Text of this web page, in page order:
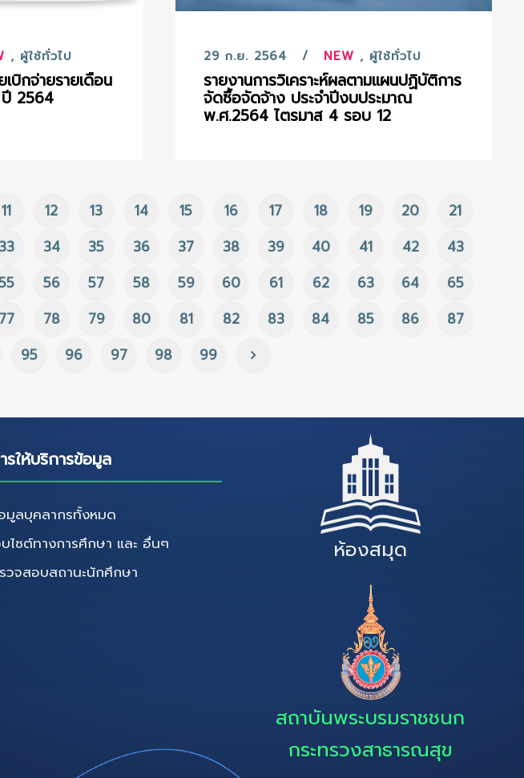
, ผู้ใช้ทั่วไป
บิกจ่ายรายเดือน
ปี 2564
29 ก.ย. 2564 NEW , ผู้ใช้ทั่วไป
รายงานการวิเคราะห์ผลตามแผนปฏิบัติการ
จัดซื้อจัดจ้าง ประจำปีงบประมาณ
พ.ศ.2564 ไตรมาส 4 รอบ 12
11 12 13 14 15 16 17 18 19 20
21
33 34 35 36 37 38 39 40 41 42
43
56 57 58 59 60 61 62 63 64
65
77 78 79 80 81 82 83 84 85 86
87
95 96 97 98 99
รให้บริการข้อมูล
มูลบุคลากรทั้งหมด
บไซต์ทางการศึกษา และ อื่นๆ
วจสอบสถานะนักศึกษา
ห้องสมุด
สถาบันพระบรมราชชนก
กระทรวงสาธารณสุข